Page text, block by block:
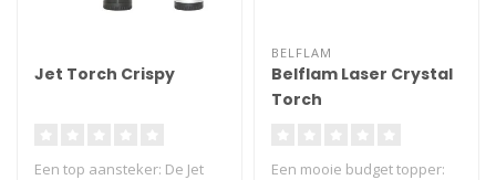
Jet Torch Crispy
Een top aansteker: De Jet
BELFLAM
Belflam Laser Crystal
Torch
Een mooie budget topper: